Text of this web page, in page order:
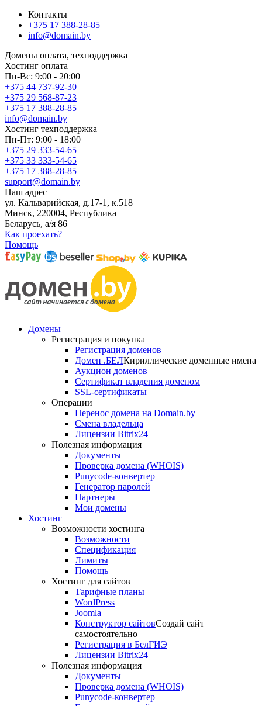
Контакты
+375 17 388-28-85
info@domain.by
Домены оплата, техподдержка
Хостинг оплата
Пн-Вс: 9:00 - 20:00
+375 44 737-92-30
+375 29 568-87-23
+375 17 388-28-85
info@domain.by
Хостинг техподдержка
Пн-Пт: 9:00 - 18:00
+375 29 333-54-65
+375 33 333-54-65
+375 17 388-28-85
support@domain.by
Наш адрес
ул. Кальварийская, д.17-1, к.518
Минск, 220004, Республика
Беларусь, а/я 86
Как проехать?
Помощь
Домены
Регистрация и покупка
Регистрация доменов
Домен .БЕЛКириллические доменные имена
Аукцион доменов
Сертификат владения доменом
SSL-сертификаты
Операции
Перенос домена на Domain.by
Смена владельца
Лицензии Bitrix24
Полезная информация
Документы
Проверка домена (WHOIS)
Punycode-конвертер
Генератор паролей
Партнеры
Мои домены
Хостинг
Возможности хостинга
Возможности
Спецификация
Лимиты
Помощь
Хостинг для сайтов
Тарифные планы
WordPress
Joomla
Конструктор сайтовСоздай сайт
самостоятельно
Регистрация в БелГИЭ
Лицензии Bitrix24
Полезная информация
Документы
Проверка домена (WHOIS)
Punycode-конвертер